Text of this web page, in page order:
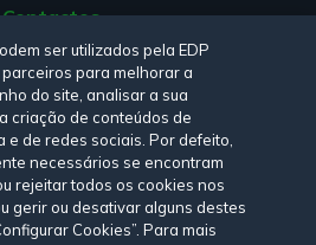
Contactos
ao Cliente
da energia
Reclamações
de privacidade, Política de cookies
eDeclaração de Acessibilidade.
ser utilizados pela EDP
para melhorar a
do site, analisar a sua
criação de conteúdos de
de redes sociais. Por defeito,
necessários se encontram
rejeitar todos os cookies nos
gerir ou desativar alguns destes
Cookies”. Para mais